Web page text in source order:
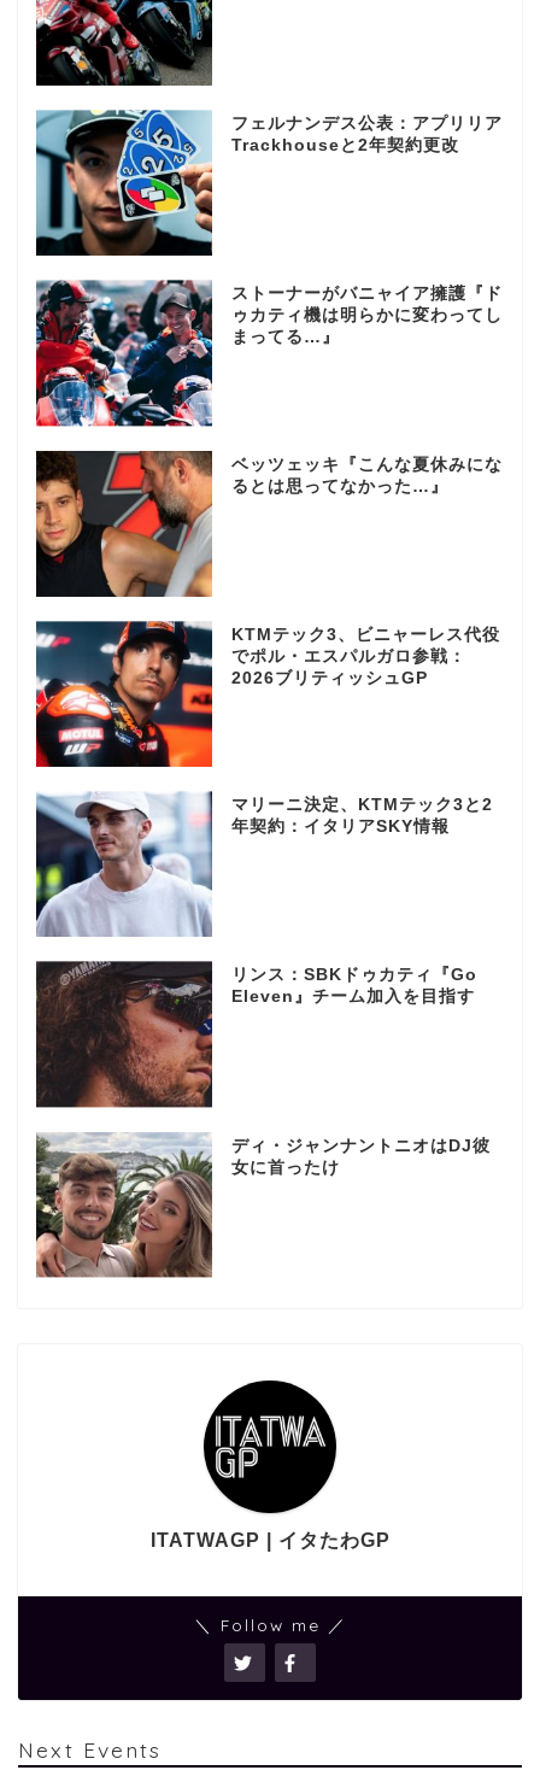
フェルナンデス公表：アプリリア
Trackhouseと2年契約更改
ストーナーがバニャイア擁護『ド
ゥカティ機は明らかに変わってし
まってる…』
ベッツェッキ『こんな夏休みにな
るとは思ってなかった…』
KTMテック3、ビニャーレス代役
でポル・エスパルガロ参戦：
2026ブリティッシュGP
マリーニ決定、KTMテック3と2
年契約：イタリアSKY情報
リンス：SBKドゥカティ『Go
Eleven』チーム加入を目指す
ディ・ジャンナントニオはDJ彼
女に首ったけ
ITATWAGP | イタたわGP
＼ Follow me ／
Next Events